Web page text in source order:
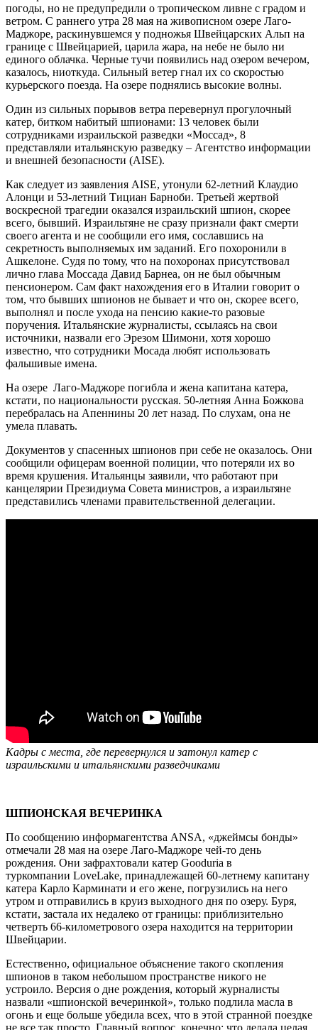
погоды, но не предупредили о тропическом ливне с градом и
ветром. С раннего утра 28 мая на живописном озере Лаго-
Маджоре, раскинувшемся у подножья Швейцарских Альп на
границе с Швейцарией, царила жара, на небе не было ни
единого облачка. Черные тучи появились над озером вечером,
казалось, ниоткуда. Сильный ветер гнал их со скоростью
курьерского поезда. На озере поднялись высокие волны.
Один из сильных порывов ветра перевернул прогулочный
катер, битком набитый шпионами: 13 человек были
сотрудниками израильской разведки «Моссад», 8
представляли итальянскую разведку – Агентство информации
и внешней безопасности (AISE).
Как следует из заявления AISE, утонули 62-летний Клаудио
Алонци и 53-летний Тициан Барноби. Третьей жертвой
воскресной трагедии оказался израильский шпион, скорее
всего, бывший. Израильтяне не сразу признали факт смерти
своего агента и не сообщили его имя, сославшись на
секретность выполняемых им заданий. Его похоронили в
Ашкелоне. Судя по тому, что на похоронах присутствовал
лично глава Моссада Давид Барнеа, он не был обычным
пенсионером. Сам факт нахождения его в Италии говорит о
том, что бывших шпионов не бывает и что он, скорее всего,
выполнял и после ухода на пенсию какие-то разовые
поручения. Итальянские журналисты, ссылаясь на свои
источники, назвали его Эрезом Шимони, хотя хорошо
известно, что сотрудники Мосада любят использовать
фальшивые имена.
На озере Лаго-Маджоре погибла и жена капитана катера,
кстати, по национальности русская. 50-летняя Анна Божкова
перебралась на Апеннины 20 лет назад. По слухам, она не
умела плавать.
Документов у спасенных шпионов при себе не оказалось. Они
сообщили офицерам военной полиции, что потеряли их во
время крушения. Итальянцы заявили, что работают при
канцелярии Президиума Совета министров, а израильтяне
представились членами правительственной делегации.
Кадры с места, где перевернулся и затонул катер с
израильскими и итальянскими разведчиками
ШПИОНСКАЯ ВЕЧЕРИНКА
По сообщению информагентства ANSA, «джеймсы бонды»
отмечали 28 мая на озере Лаго-Маджоре чей-то день
рождения. Они зафрахтовали катер Gooduria в
туркомпании LoveLake, принадлежащей 60-летнему капитану
катера Карло Карминати и его жене, погрузились на него
утром и отправились в круиз выходного дня по озеру. Буря,
кстати, застала их недалеко от границы: приблизительно
четверть 66-километрового озера находится на территории
Швейцарии.
Естественно, официальное объяснение такого скопления
шпионов в таком небольшом пространстве никого не
устроило. Версия о дне рождения, который журналисты
назвали «шпионской вечеринкой», только подлила масла в
огонь и еще больше убедила всех, что в этой странной поездке
не все так просто. Главный вопрос, конечно: что делала целая